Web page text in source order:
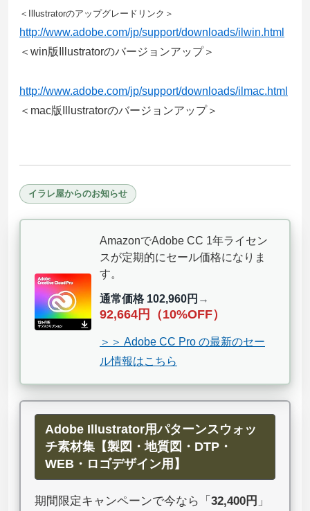
＜Illustratorのアップグレードリンク＞
http://www.adobe.com/jp/support/downloads/ilwin.html
＜win版Illustratorのバージョンアップ＞
http://www.adobe.com/jp/support/downloads/ilmac.html
＜mac版Illustratorのバージョンアップ＞
イラレ屋からのお知らせ
AmazonでAdobe CC 1年ライセン
スが定期的にセール価格になりま
す。
通常価格 102,960円 →
92,664円（10%OFF）
＞＞ Adobe CC Pro の最新のセー
ル情報はこちら
Adobe Illustrator用パターンスウォッ
チ素材集【製図・地質図・DTP・
WEB・ロゴデザイン用】
期間限定キャンペーンで今なら「 32,400円 」